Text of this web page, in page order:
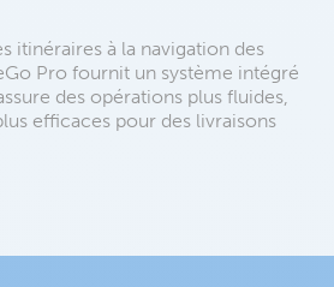
itinéraires à la navigation des
Pro fournit un système intégré
des opérations plus fluides,
efficaces pour des livraisons